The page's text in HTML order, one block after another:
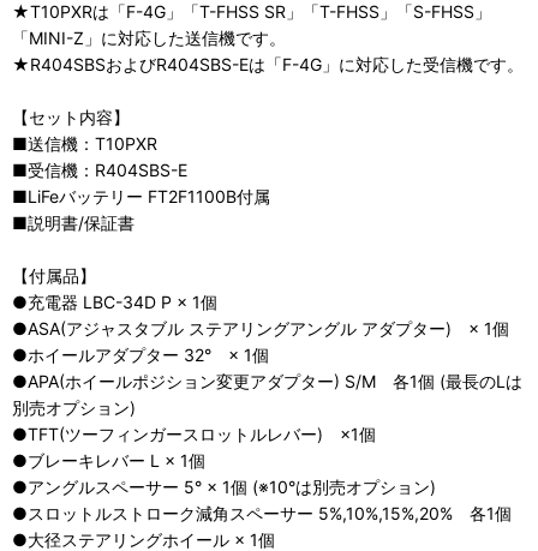
★T10PXRは「F-4G」「T-FHSS SR」「T-FHSS」「S-FHSS」
「MINI-Z」に対応した送信機です。
★R404SBSおよびR404SBS-Eは「F-4G」に対応した受信機です。
【セット内容】
■送信機：T10PXR
■受信機：R404SBS-E
■LiFeバッテリー FT2F1100B付属
■説明書/保証書
【付属品】
●充電器 LBC-34D P × 1個
●ASA(アジャスタブル ステアリングアングル アダプター) × 1個
●ホイールアダプター 32° × 1個
●APA(ホイールポジション変更アダプター) S/M 各1個 (最長のLは
別売オプション)
●TFT(ツーフィンガースロットルレバー) ×1個
●ブレーキレバー L × 1個
●アングルスペーサー 5° × 1個 (※10°は別売オプション)
●スロットルストローク減角スペーサー 5%,10%,15%,20% 各1個
●大径ステアリングホイール × 1個